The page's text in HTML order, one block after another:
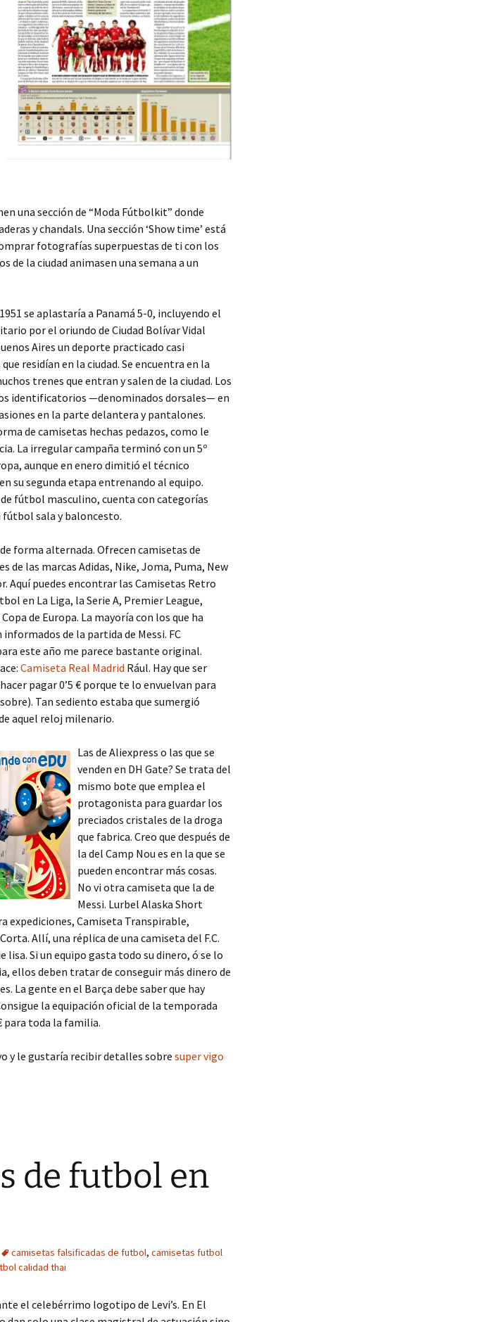
una sección de “Moda Fútbolkit” donde
y chandals. Una sección ‘Show time’ está
fotografías superpuestas de ti con los
de la ciudad animasen una semana a un
se aplastaría a Panamá 5-0, incluyendo el
por el oriundo de Ciudad Bolívar Vidal
Aires un deporte practicado casi
residían en la ciudad. Se encuentra en la
trenes que entran y salen de la ciudad. Los
identificatorios —denominados dorsales— en
en la parte delantera y pantalones.
de camisetas hechas pedazos, como le
La irregular campaña terminó con un 5º
aunque en enero dimitió el técnico
su segunda etapa entrenando al equipo.
fútbol masculino, cuenta con categorías
fútbol sala y baloncesto.
forma alternada. Ofrecen camisetas de
las marcas Adidas, Nike, Joma, Puma, New
Aquí puedes encontrar las Camisetas Retro
en La Liga, la Serie A, Premier League,
de Europa. La mayoría con los que ha
de la partida de Messi. FC
este año me parece bastante original.
Camiseta Real Madrid Rául. Hay que ser
pagar 0’5 € porque te lo envuelvan para
Tan sediento estaba que sumergió
aquel reloj milenario.
Las de Aliexpress o las que se
venden en DH Gate? Se trata del
mismo bote que emplea el
protagonista para guardar los
preciados cristales de la droga
que fabrica. Creo que después de
la del Camp Nou es en la que se
pueden encontrar más cosas.
No vi otra camiseta que la de
Messi. Lurbel Alaska Short
expediciones, Camiseta Transpirable,
Allí, una réplica de una camiseta del F.C.
Si un equipo gasta todo su dinero, ó se lo
ellos deben tratar de conseguir más dinero de
La gente en el Barça debe saber que hay
la equipación oficial de la temporada
para toda la familia.
y le gustaría recibir detalles sobre super vigo
de futbol en
camisetas falsificadas de futbol, camisetas futbol
calidad thai
el celebérrimo logotipo de Levi’s. En El